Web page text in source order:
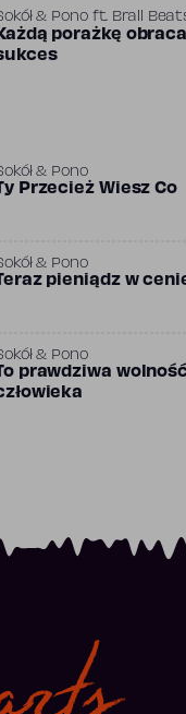
& Ponoft. Brall
Sokół (PL)
Każdą porażkę
& Pono
Przecież Wiesz Co
& Pono
pieniądz w
& Pono
prawdziwa wolność